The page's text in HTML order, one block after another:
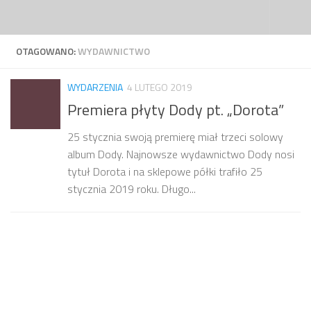
OTAGOWANO:WYDAWNICTWO
WYDARZENIA 4 LUTEGO 2019
Premiera płyty Dody pt. „Dorota”
25 stycznia swoją premierę miał trzeci solowy
album Dody. Najnowsze wydawnictwo Dody nosi
tytuł Dorota i na sklepowe półki trafiło 25
stycznia 2019 roku. Długo...